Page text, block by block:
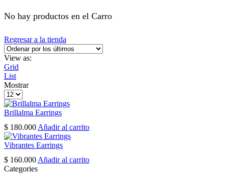
No hay productos en el Carro
Regresar a la tienda
View as:
Grid
List
Mostrar
Products
per
page
Brillalma Earrings
$ 180.000 Añadir al carrito
Vibrantes Earrings
$ 160.000 Añadir al carrito
Categories